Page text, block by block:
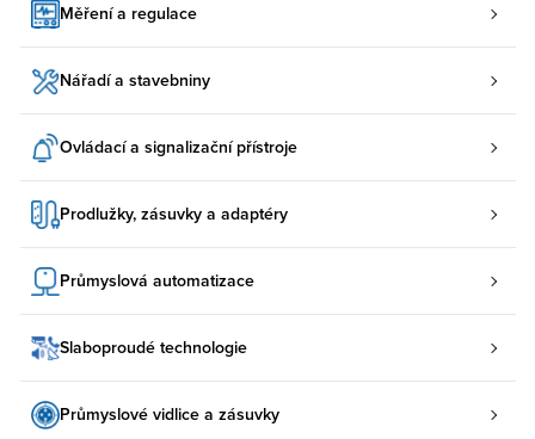
Měření a regulace
Nářadí a stavebniny
Ovládací a signalizační přístroje
Prodlužky, zásuvky a adaptéry
Průmyslová automatizace
Slaboproudé technologie
Průmyslové vidlice a zásuvky